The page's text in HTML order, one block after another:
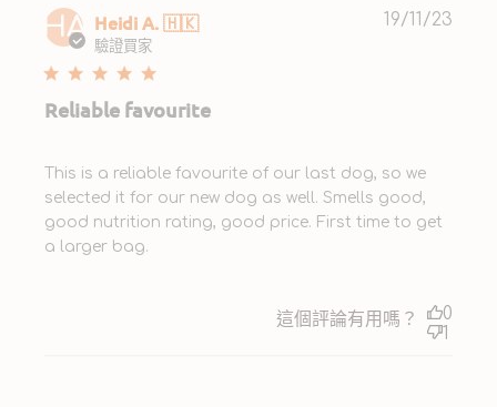
HA Heidi A. 🇭🇰
驗證買家
Reliable favourite
This is a reliable favourite of our last dog, so we
selected it for our new dog as well. Smells good,
good nutrition rating, good price. First time to get
a larger bag.
19/11/23
這個評論有用嗎？
0
1